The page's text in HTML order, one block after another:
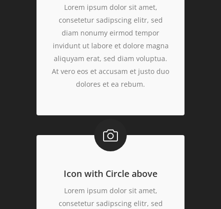
Lorem ipsum dolor sit amet,
consetetur sadipscing elitr, sed
diam nonumy eirmod tempor
invidunt ut labore et dolore magna
aliquyam erat, sed diam voluptua.
At vero eos et accusam et justo duo
dolores et ea rebum.
Icon with Circle above
Lorem ipsum dolor sit amet,
consetetur sadipscing elitr, sed